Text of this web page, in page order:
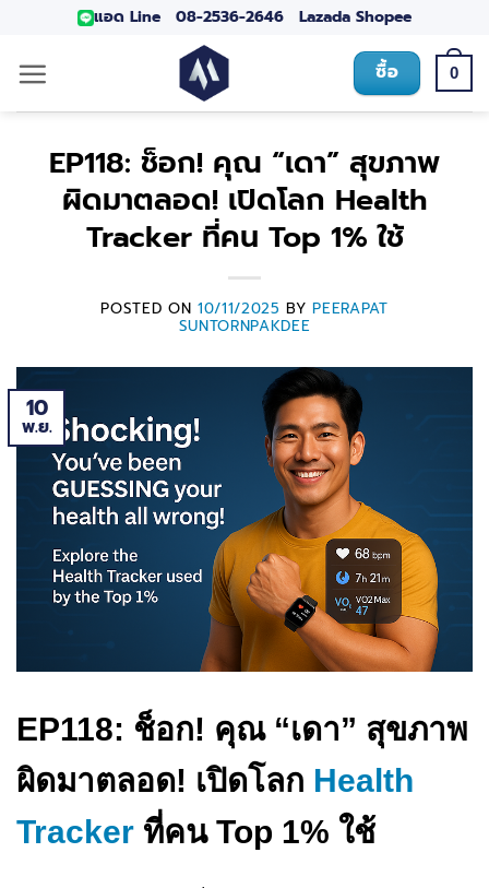
แอด Line 08-2536-2646 Lazada Shopee
ซื้อ 0
EP118: ช็อก! คุณ “เดา” สุขภาพ
ผิดมาตลอด! เปิดโลก Health
Tracker ที่คน Top 1% ใช้
POSTED ON 10/11/2025 BYPEERAPAT
SUNTORNPAKDEE
10
พ.ย.
EP118: ช็อก! คุณ “เดา” สุขภาพ
ผิดมาตลอด! เปิดโลก Health
Tracker ที่คน Top 1% ใช้